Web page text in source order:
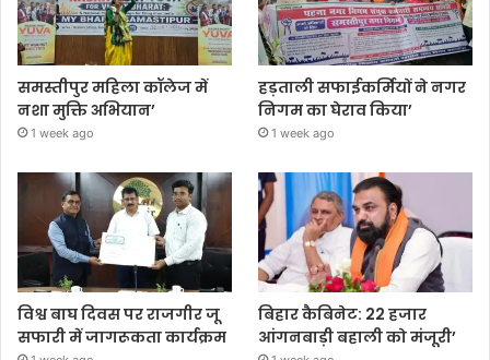
समस्तीपुर महिला कॉलेज में
नशा मुक्ति अभियान’
1 week ago
हड़ताली सफाईकर्मियों ने नगर
निगम का घेराव किया’
1 week ago
विश्व बाघ दिवस पर राजगीर जू
सफारी में जागरूकता कार्यक्रम
बिहार कैबिनेट: 22 हजार
आंगनबाड़ी बहाली को मंजूरी’